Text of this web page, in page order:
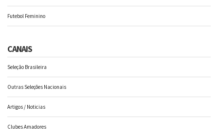
Futebol Feminino
CANAIS
Seleção Brasileira
Outras Seleções Nacionais
Artigos / Noticias
Clubes Amadores